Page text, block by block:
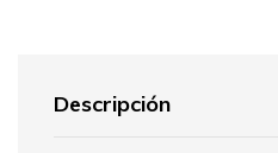
Descripción